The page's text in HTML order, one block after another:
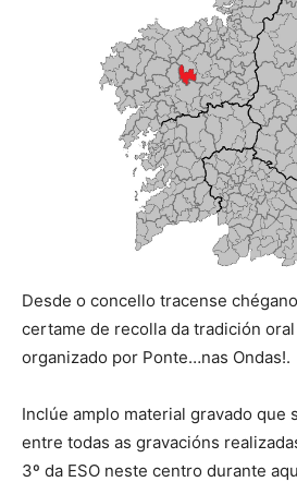
Desde o concello tracense
certame de recolla da tradición
organizado por Ponte…nas Ondas!.
Inclúe amplo material gravado que
entre todas as gravacións
3º da ESO neste centro durante